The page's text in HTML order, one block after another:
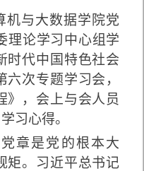
机与大数据学院党
理论学习中心组学
时代中国特色社会
次专题学习会，
》，会上与会人员
习心得。
章是党的根本大
矩。习近平总书记